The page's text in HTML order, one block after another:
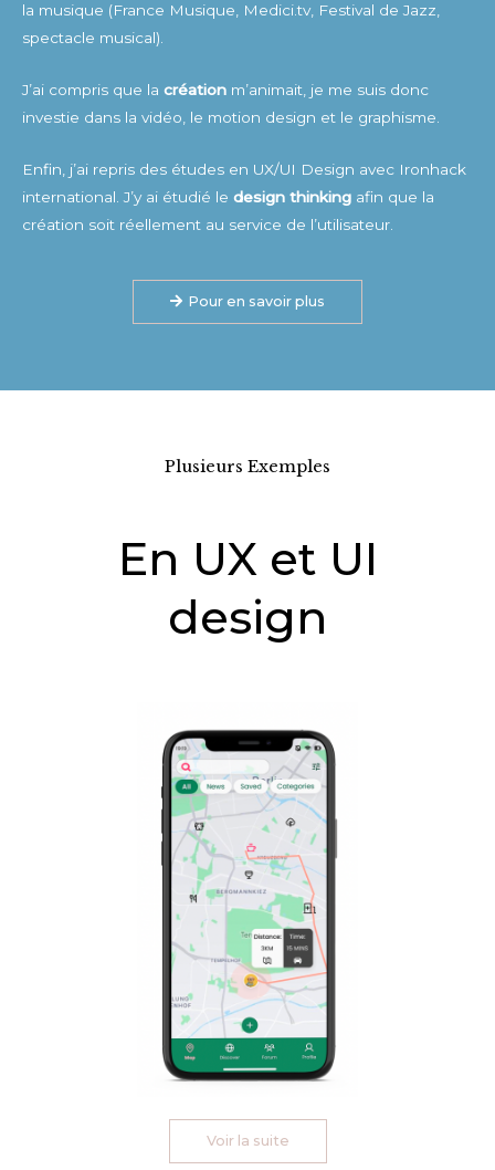
la musique (France Musique, Medici.tv, Festival de Jazz,
spectacle musical).
J’ai compris que la création m’animait, je me suis donc
investie dans la vidéo, le motion design et le graphisme.
Enfin, j’ai repris des études en UX/UI Design avec Ironhack
international. J’y ai étudié le design thinking afin que la
création soit réellement au service de l’utilisateur.
Pour en savoir plus
Plusieurs Exemples
En UX et UI
design
Voir la suite